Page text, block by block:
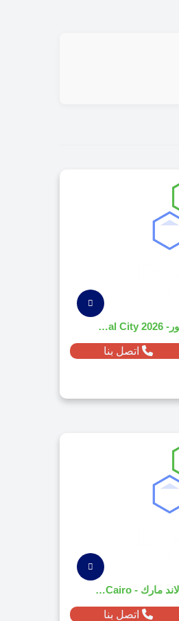
كمبوند اريا التجمع الخامس صبور- Aria Sabbour Mostakbal City 2026
اتصل بنا
كمبوند ستيت التجمع الخامس لاند مارك - LMD Stei8ht New Cairo
اتصل بنا